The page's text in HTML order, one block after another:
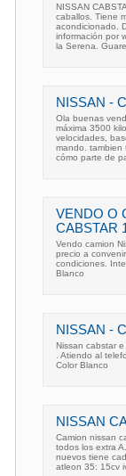
NISSAN
caballos. Tiene
acondicionado.
información por
la Serena.
NISSAN -
Ola buenas
máxima 3500
velocidades,
mando. tambien
cómo parte de
VENDO O
CABSTAR
Vendo camion
precio a
condiciones.
Blanco
NISSAN -
Nissan cabstar
. Atiendo al
Color Blanco
NISSAN
Camion nissan
todos los extra
nuevos tiene
atleon 35: 15cv